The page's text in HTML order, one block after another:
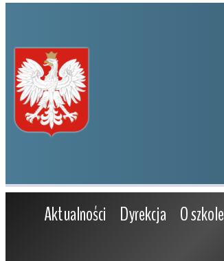
Aktualności Dyrekcja O szkole